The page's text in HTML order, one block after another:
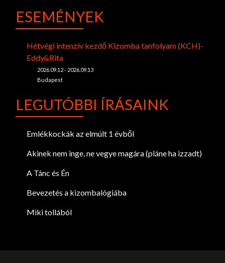
ESEMÉNYEK
Hétvégi intenzív kezdő Kizomba tanfolyam (KCH)-
Eddy&Rita
2026.09.12 - 2026.09.13
Budapest
LEGUTÓBBI ÍRÁSAINK
Emlékkockák az elmúlt 1 évből
Akinek nem inge, ne vegye magára (pláne ha izzadt)
A Tánc és Én
Bevezetés a kizombalógiába
Miki tollából